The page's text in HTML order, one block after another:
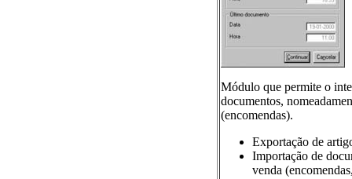
Módulo que permite o
documentos,
(encomendas).
Exportação de
Importação de
venda